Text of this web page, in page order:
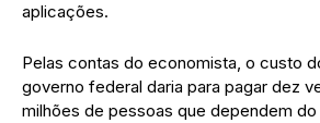
aplicações.
Pelas contas do economista, o custo
governo federal daria para pagar dez
milhões de pessoas que dependem do